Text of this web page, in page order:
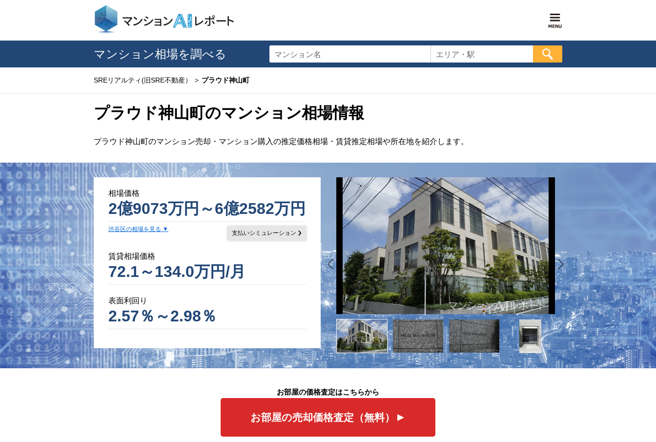
マンション相場を調べる マンション名 エリア・駅
SREリアルティ(旧SRE不動産） プラウド神山町
プラウド神山町のマンション相場情報
プラウド神山町のマンション売却・マンション購入の推定価格相場・賃貸推定相場や所在地を紹介します。
相場価格
2億9073万円～6億2582万円
渋谷区の相場を見る
支払いシミュレーション
賃貸相場価格
72.1～134.0万円/月
表面利回り
2.57％～2.98％
お部屋の価格査定はこちらから
お部屋の売却価格査定（無料）